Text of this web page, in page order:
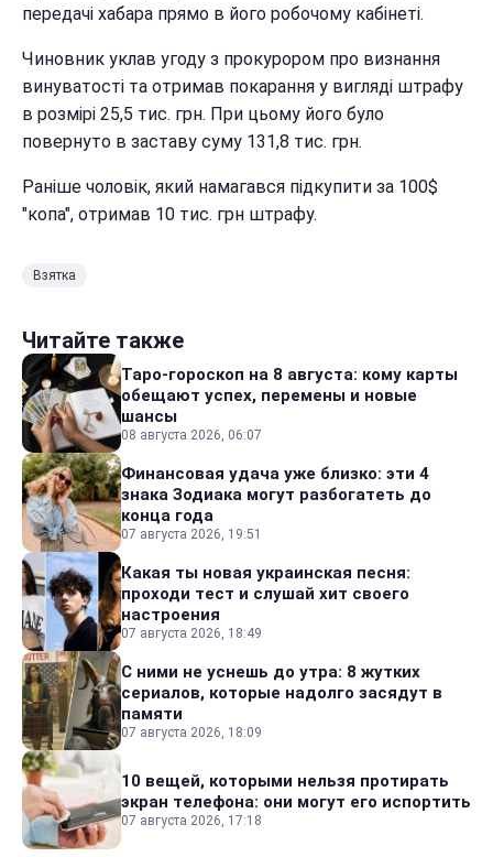
передачі хабара прямо в його робочому кабінеті.
Чиновник уклав угоду з прокурором про визнання
винуватості та отримав покарання у вигляді штрафу
в розмірі 25,5 тис. грн. При цьому його було
повернуто в заставу суму 131,8 тис. грн.
Раніше чоловік, який намагався підкупити за 100$
"копа", отримав 10 тис. грн штрафу.
Взятка
Читайте также
Таро-гороскоп на 8 августа: кому карты
обещают успех, перемены и новые
шансы
08 августа 2026, 06:07
Финансовая удача уже близко: эти 4
знака Зодиака могут разбогатеть до
конца года
07 августа 2026, 19:51
Какая ты новая украинская песня:
проходи тест и слушай хит своего
настроения
07 августа 2026, 18:49
С ними не уснешь до утра: 8 жутких
сериалов, которые надолго засядут в
памяти
07 августа 2026, 18:09
10 вещей, которыми нельзя протирать
экран телефона: они могут его испортить
07 августа 2026, 17:18